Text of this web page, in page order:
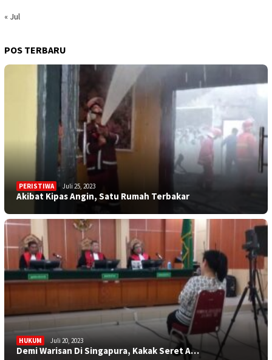
« Jul
POS TERBARU
PERISTIWA Juli 25, 2023
Akibat Kipas Angin, Satu Rumah Terbakar
HUKUM Juli 20, 2023
Demi Warisan Di Singapura, Kakak Seret A…